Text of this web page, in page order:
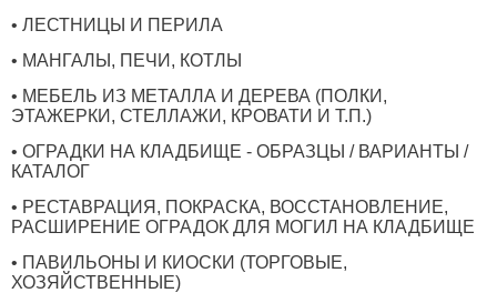
• ЛЕСТНИЦЫ И ПЕРИЛА
• МАНГАЛЫ, ПЕЧИ, КОТЛЫ
• МЕБЕЛЬ ИЗ МЕТАЛЛА И ДЕРЕВА (ПОЛКИ,
ЭТАЖЕРКИ, СТЕЛЛАЖИ, КРОВАТИ И Т.П.)
• ОГРАДКИ НА КЛАДБИЩЕ - ОБРАЗЦЫ / ВАРИАНТЫ /
КАТАЛОГ
• РЕСТАВРАЦИЯ, ПОКРАСКА, ВОССТАНОВЛЕНИЕ,
РАСШИРЕНИЕ ОГРАДОК ДЛЯ МОГИЛ НА КЛАДБИЩЕ
• ПАВИЛЬОНЫ И КИОСКИ (ТОРГОВЫЕ,
ХОЗЯЙСТВЕННЫЕ)